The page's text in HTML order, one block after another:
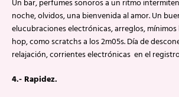
Un bar, perfumes sonoros a un ritmo
noche, olvidos, una bienvenida al amor. Un
elucubraciones electrónicas, arreglos,
hop, como scratchs a los 2m05s. Día de
relajación, corrientes electrónicas en el
4.- Rapidez.